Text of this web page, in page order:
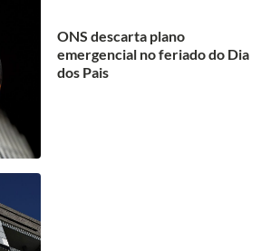
ONS descarta plano
emergencial no feriado do Dia
dos Pais